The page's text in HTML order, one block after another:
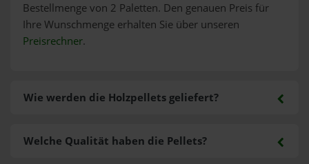
Bestellmenge von 2 Paletten. Den genauen Preis für
Ihre Wunschmenge erhalten Sie über unseren
Preisrechner.
Wie werden die Holzpellets geliefert?
Welche Qualität haben die Pellets?